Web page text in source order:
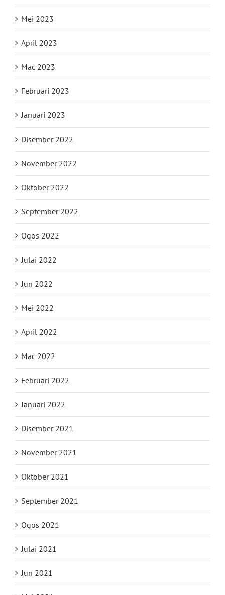
Mei 2023
April 2023
Mac 2023
Februari 2023
Januari 2023
Disember 2022
November 2022
Oktober 2022
September 2022
Ogos 2022
Julai 2022
Jun 2022
Mei 2022
April 2022
Mac 2022
Februari 2022
Januari 2022
Disember 2021
November 2021
Oktober 2021
September 2021
Ogos 2021
Julai 2021
Jun 2021